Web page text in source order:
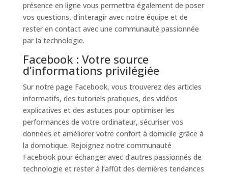
présence en ligne vous permettra également de poser
vos questions, d’interagir avec notre équipe et de
rester en contact avec une communauté passionnée
par la technologie.
Facebook : Votre source
d’informations privilégiée
Sur notre page Facebook, vous trouverez des articles
informatifs, des tutoriels pratiques, des vidéos
explicatives et des astuces pour optimiser les
performances de votre ordinateur, sécuriser vos
données et améliorer votre confort à domicile grâce à
la domotique. Rejoignez notre communauté
Facebook pour échanger avec d’autres passionnés de
technologie et rester à l’affût des dernières tendances